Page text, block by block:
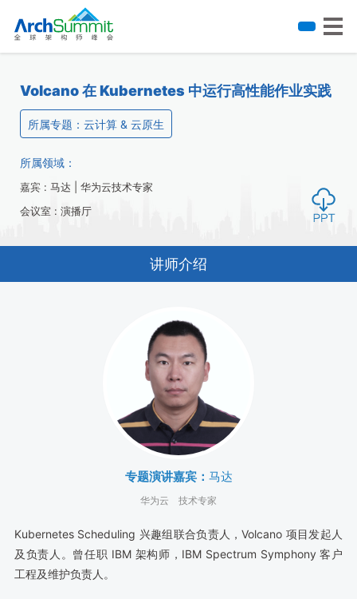
Volcano 在 Kubernetes 中运行高性能作业实践
所属专题：云计算 & 云原生
所属领域：
嘉宾 : 马达 | 华为云技术专家
会议室 : 演播厅
讲师介绍
专题演讲嘉宾： 马达
华为云 技术专家
Kubernetes Scheduling 兴趣组联合负责人，Volcano 项目发起人
及负责人。曾任职 IBM 架构师，IBM Spectrum Symphony 客户
工程及维护负责人。